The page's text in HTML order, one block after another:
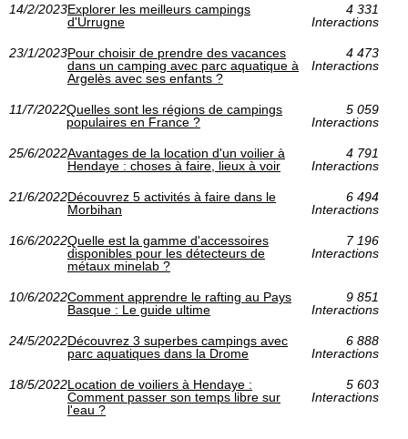
14/2/2023Explorer les meilleurs campings
d'Urrugne
4 331
Interactions
23/1/2023Pour choisir de prendre des vacances
dans un camping avec parc aquatique à
Argelès avec ses enfants ?
4 473
Interactions
11/7/2022Quelles sont les régions de campings
populaires en France ?
5 059
Interactions
25/6/2022Avantages de la location d'un voilier à
Hendaye : choses à faire, lieux à voir
4 791
Interactions
21/6/2022Découvrez 5 activités à faire dans le
Morbihan
6 494
Interactions
16/6/2022Quelle est la gamme d'accessoires
disponibles pour les détecteurs de
métaux minelab ?
7 196
Interactions
10/6/2022Comment apprendre le rafting au Pays
Basque : Le guide ultime
9 851
Interactions
24/5/2022Découvrez 3 superbes campings avec
parc aquatiques dans la Drome
6 888
Interactions
18/5/2022Location de voiliers à Hendaye :
Comment passer son temps libre sur
l'eau ?
5 603
Interactions